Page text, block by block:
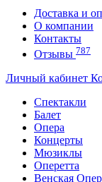
Доставка и
О компании
Контакты
Отзывы 787
Личный кабинет
Спектакли
Балет
Опера
Концерты
Мюзиклы
Оперетта
Венская